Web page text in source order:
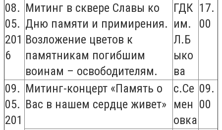
08.
05.
201
6
Митинг в сквере Славы ко
Дню памяти и примирения.
Возложение цветов к
памятникам погибшим
воинам – освободителям.
ГДК
им.
Л.Б
ыко
ва
17.
00
09.
05.
201
Митинг-концерт «Память о
Вас в нашем сердце живет»
с.Се
мен
овка
09.
00